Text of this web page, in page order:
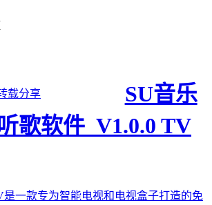
载分享
SU音乐
歌软件_V1.0.0 TV
一款专为智能电视和电视盒子打造的免